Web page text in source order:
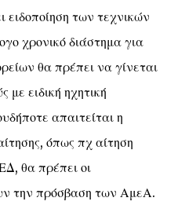
ειδοποίηση των τεχνικών
χρονικό διάστημα για
θα πρέπει να γίνεται
ειδική ηχητική
απαιτείται η
όπως πχ αίτηση
θα πρέπει οι
την πρόσβαση των ΑμεΑ.